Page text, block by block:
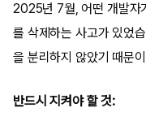
2025년 7월, 어떤 개발자
를 삭제하는 사고가 있었
을 분리하지 않았기 때문
반드시 지켜야 할 것: